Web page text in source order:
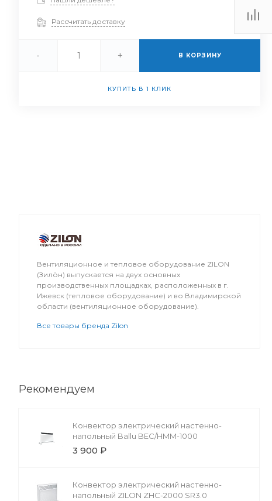
Рассчитать доставку
- + В КОРЗИНУ
КУПИТЬ В 1 КЛИК
Вентиляционное и тепловое оборудование ZILON
(Зило́н) выпускается на двух основных
производственных площадках, расположенных в г.
Ижевск (тепловое оборудование) и во Владимирской
области (вентиляционное оборудование).
Все товары бренда Zilon
Рекомендуем
Конвектор электрический настенно-
напольный Ballu BEC/HMM-1000
3 900 ₽
Конвектор электрический настенно-
напольный ZILON ZHC-2000 SR3.0